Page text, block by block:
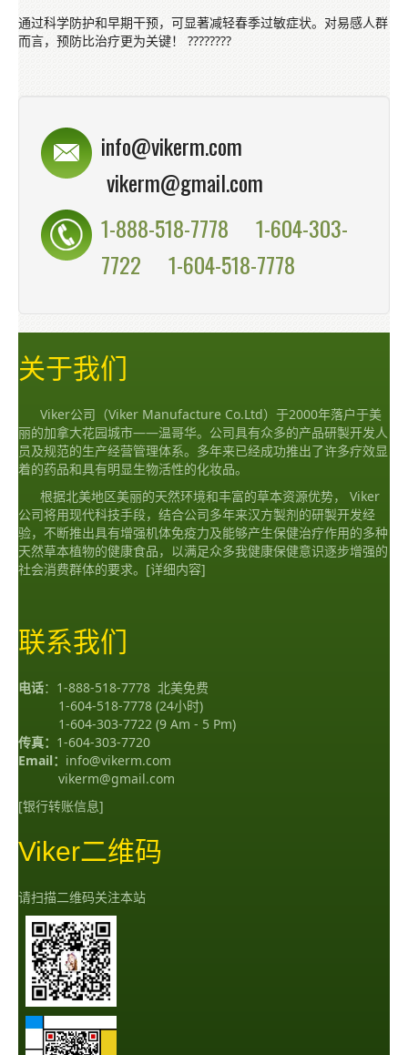
通过科学防护和早期干预，可显著减轻春季过敏症状。对易感人群
而言，预防比治疗更为关键！ ????????
info@vikerm.com
vikerm@gmail.com
1-888-518-7778
1-604-303-
7722
1-604-518-7778
关于我们
Viker公司（Viker Manufacture Co.Ltd）于2000年落户于美
丽的加拿大花园城市——温哥华。公司具有众多的产品研製开发人
员及规范的生产经营管理体系。多年来已经成功推出了许多疗效显
着的药品和具有明显生物活性的化妆品。
根据北美地区美丽的天然环境和丰富的草本资源优势， Viker
公司将用现代科技手段，结合公司多年来汉方製剂的研製开发经
验，不断推出具有增强机体免疫力及能够产生保健治疗作用的多种
天然草本植物的健康食品，以满足众多我健康保健意识逐步增强的
社会消费群体的要求。 [详细内容]
联系我们
电话： 1-888-518-7778 北美免费
1-604-518-7778 (24小时)
1-604-303-7722 (9 Am - 5 Pm)
传真： 1-604-303-7720
Email： info@vikerm.com
vikerm@gmail.com
[银行转账信息]
Viker二维码
请扫描二维码关注本站